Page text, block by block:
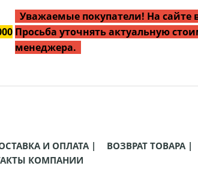
Уважаемые покупатели! На сайте
Просьба уточнять актуальную
менеджера.
И ОПЛАТА |
ВОЗВРАТ ТОВАРА |
КОМПАНИИ